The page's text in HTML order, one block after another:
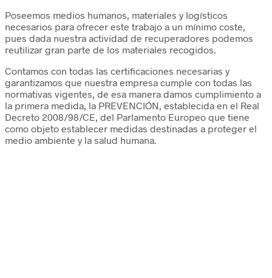
Poseemos medios humanos, materiales y logísticos
necesarios para ofrecer este trabajo a un mínimo coste,
pues dada nuestra actividad de recuperadores podemos
reutilizar gran parte de los materiales recogidos.
Contamos con todas las certificaciones necesarias y
garantizamos que nuestra empresa cumple con todas las
normativas vigentes, de esa manera damos cumplimiento a
la primera medida, la PREVENCIÓN, establecida en el Real
Decreto 2008/98/CE, del Parlamento Europeo que tiene
como objeto establecer medidas destinadas a proteger el
medio ambiente y la salud humana.